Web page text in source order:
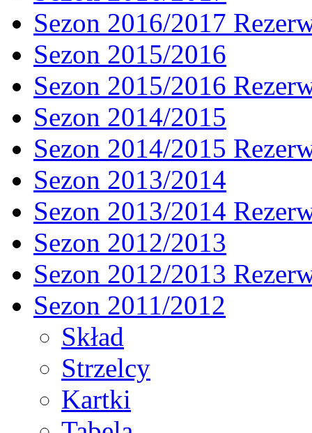
Sezon 2016/2017
Sezon 2015/2016
Sezon 2015/2016
Sezon 2014/2015
Sezon 2014/2015
Sezon 2013/2014
Sezon 2013/2014
Sezon 2012/2013
Sezon 2012/2013
Sezon 2011/2012
Skład
Strzelcy
Kartki